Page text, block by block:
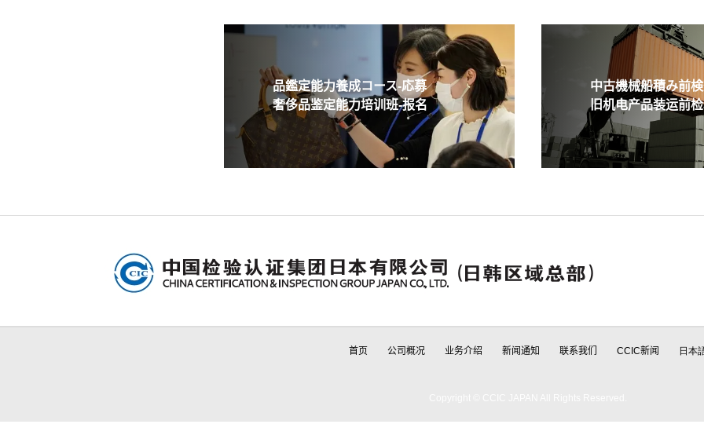
品鑑定能力養成コース-応募
奢侈品鉴定能力培训班-报名
中古機械船積み前検
旧机电产品装运前检
首页 公司概况 业务介绍 新闻通知 联系我们 CCIC新闻 日本